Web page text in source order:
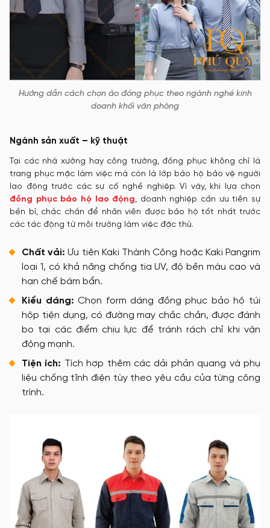
Hướng dẫn cách chọn áo đồng phục theo ngành nghề kinh
doanh khối văn phòng
Ngành sản xuất – kỹ thuật
Tại các nhà xưởng hay công trường, đồng phục không chỉ là
trang phục mặc làm việc mà còn là lớp bảo hộ bảo vệ người
lao động trước các sự cố nghề nghiệp. Vì vậy, khi lựa chọn
đồng phục bảo hộ lao động, doanh nghiệp cần ưu tiên sự
bền bỉ, chắc chắn để nhân viên được bảo hộ tốt nhất trước
các tác động từ môi trường làm việc đặc thù.
Chất vải: Ưu tiên Kaki Thành Công hoặc Kaki Pangrim
loại 1, có khả năng chống tia UV, độ bền màu cao và
hạn chế bám bẩn.
Kiểu dáng:Chọn form dáng đồng phục bảo hộ túi
hộp tiện dụng, có đường may chắc chắn, được đánh
bo tại các điểm chịu lực để tránh rách chỉ khi vận
động mạnh.
Tiện ích: Tích hợp thêm các dải phản quang và phụ
liệu chống tĩnh điện tùy theo yêu cầu của từng công
trình.